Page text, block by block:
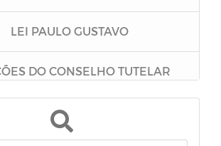
LEI PAULO GUSTAVO
DO CONSELHO TUTELAR
Relação dos vacinados